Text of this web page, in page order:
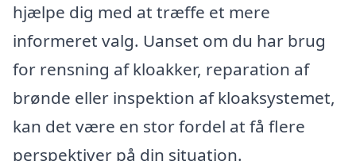
hjælpe dig med at træffe et mere
informeret valg. Uanset om du har brug
for rensning af kloakker, reparation af
brønde eller inspektion af kloaksystemet,
kan det være en stor fordel at få flere
perspektiver på din situation.